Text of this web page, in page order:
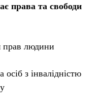
права та свободи
прав людини
з інвалідністю